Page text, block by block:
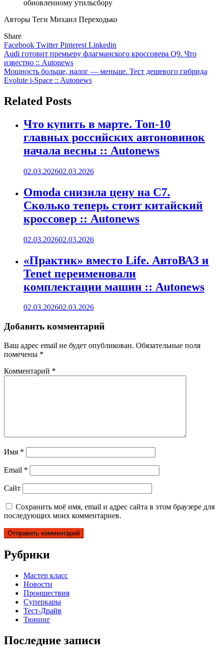
обновленному утильсбору
Авторы Теги Михаил Переходько
Share
Facebook TwitterPinterest Linkedin
Навигация
по
записям
Audi готовит премьеру флагманского кроссовера Q9. Что
известно :: Autonews
Мощность больше, налог — меньше. Тест дешевого гибрида
Evolute i-Space :: Autonews
Related Posts
Что купить в марте. Топ-10
главных российских автоновинок
начала весны :: Autonews
02.03.202602.03.2026
Omoda снизила цену на C7.
Сколько теперь стоит китайский
кроссовер :: Autonews
02.03.202602.03.2026
«Практик» вместо Life. АвтоВАЗ и
Tenet переименовали
комплектации машин :: Autonews
02.03.202602.03.2026
Добавить комментарий
Ваш адрес email не будет опубликован. Обязательные поля
помечены *
Комментарий *
Имя *
Email *
Сайт
Сохранить моё имя, email и адрес сайта в этом браузере для
последующих моих комментариев.
Рубрики
Мастер класс
Новости
Проишествия
Суперкары
Тест-Драйв
Тюнинг
Последние записи